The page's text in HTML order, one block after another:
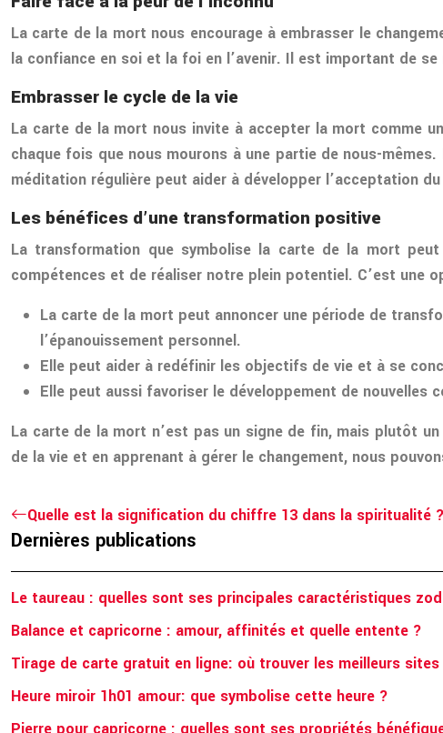
La carte de la mort nous encourage à embrasser le
la confiance en soi et la foi en l’avenir. Il est important de
Embrasser le cycle de la vie
La carte de la mort nous invite à accepter la mort comme
chaque fois que nous mourons à une partie de nous-
méditation régulière peut aider à développer l’acceptation
Les bénéfices d’une transformation positive
La transformation que symbolise la carte de la mort
compétences et de réaliser notre plein potentiel. C’est une
La carte de la mort peut annoncer une période de
l’épanouissement personnel.
Elle peut aider à redéfinir les objectifs de vie et à se
Elle peut aussi favoriser le développement de
La carte de la mort n’est pas un signe de fin, mais plutôt
de la vie et en apprenant à gérer le changement, nous
Quelle est la signification du chiffre 13 dans la spiritualité ?
Dernières publications
Le taureau : quelles sont ses principales caractéristiques
Balance et capricorne : amour, affinités et quelle entente ?
Tirage de carte gratuit en ligne: où trouver les meilleurs sites
Heure miroir 1h01 amour: que symbolise cette heure ?